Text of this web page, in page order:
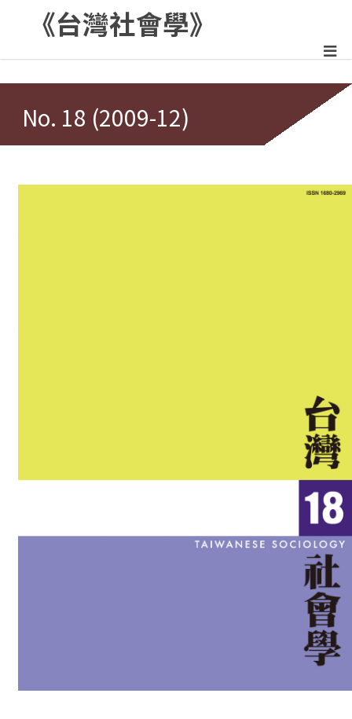
《台灣社會學》
No. 18 (2009-12)